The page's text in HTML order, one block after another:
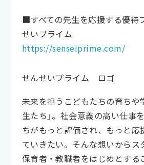
■すべての先生を応援する優
せいプライム
https://senseiprime.com/
せんせいプライム ロゴ
未来を担うこどもたちの育ちや
生たち」。社会意義の高い仕事
ちがもっと評価され、もっと応
ていきたい。そんな想いからス
保育者・教職者をはじめとする